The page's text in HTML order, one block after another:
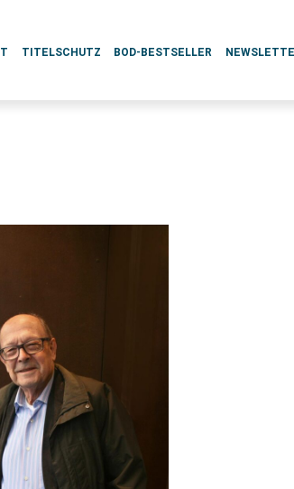
TITELSCHUTZ BOD-BESTSELLER